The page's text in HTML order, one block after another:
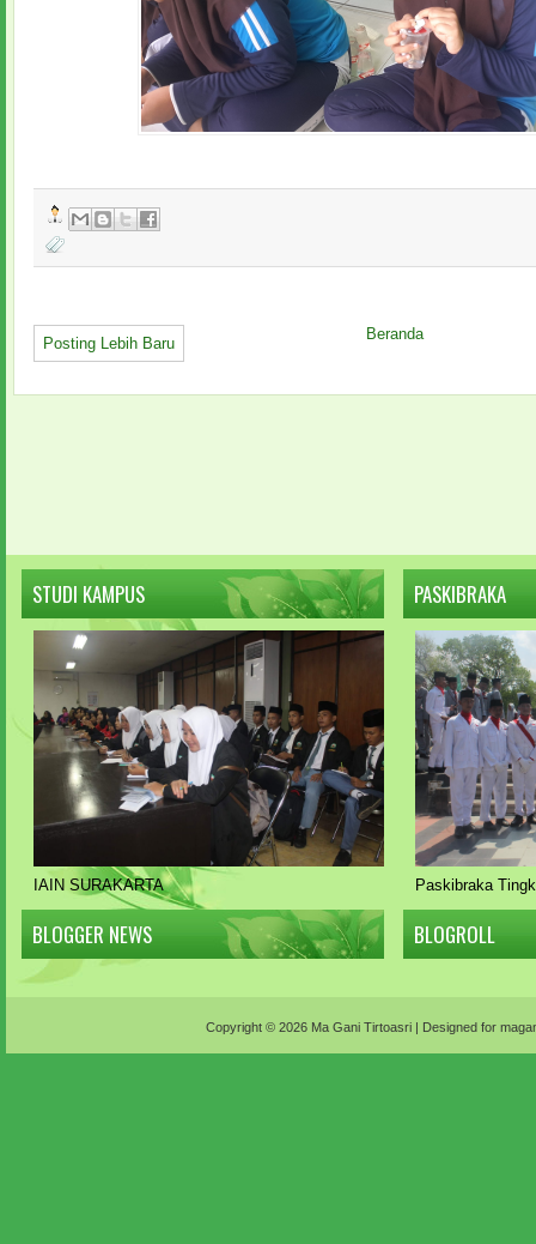
Posting Lebih Baru
Beranda
STUDI KAMPUS
IAIN SURAKARTA
BLOGGER NEWS
PASKIBRAKA
Paskibraka
BLOGROLL
Copyright © 2026 Ma Gani Tirtoasri| Designed for